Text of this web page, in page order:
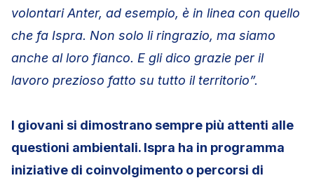
volontari Anter, ad esempio, è in linea con quello
che fa Ispra. Non solo li ringrazio, ma siamo
anche al loro fianco. E gli dico grazie per il
lavoro prezioso fatto su tutto il territorio”.
I giovani si dimostrano sempre più attenti alle
questioni ambientali. Ispra ha in programma
iniziative di coinvolgimento o percorsi di